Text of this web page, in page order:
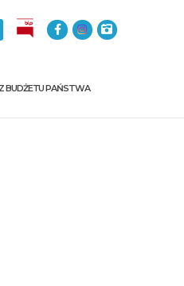
BUDŻETU PAŃSTWA